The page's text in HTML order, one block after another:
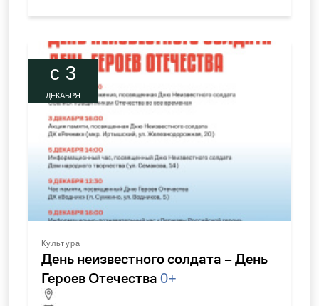
c 3
ДЕКАБРЯ
Культура
День неизвестного солдата – День
Героев Отечества 0+